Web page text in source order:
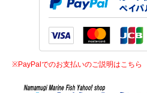
※PayPalでのお支払いのご説明はこちら